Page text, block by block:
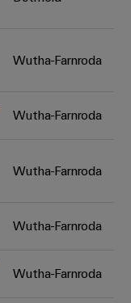
Wutha-Farnroda
Wutha-Farnroda
Wutha-Farnroda
Wutha-Farnroda
Wutha-Farnroda